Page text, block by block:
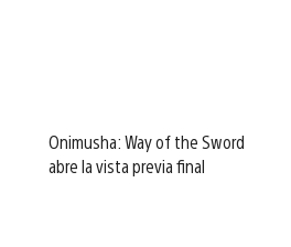
Onimusha: Way of the Sword
abre la vista previa final